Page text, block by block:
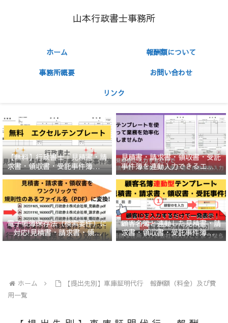
山本行政書士事務所
ホーム
報酬額について
事務所概要
お問い合わせ
リンク
【無料】行政書士「見積書・請
求書・領収書・受託事件簿」エ
クセルテンプレート
見積書・請求書・領収書・受託
事件簿を連動入力できるエクセ
ルテンプレート（ひな形）
電子帳簿保存法（検索要件）に
対応!見積書・請求書・領収
書・受託事件簿エクセルテンプ
顧客名簿と連動した見積書・請
求書・領収書・受託事件簿エク
セルテンプレート
ホーム
【提出先別】車庫証明代行 報酬額（料金）及び費
用一覧